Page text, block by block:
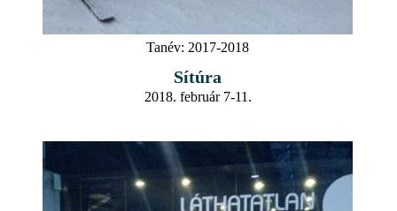
Tanév: 2017-2018
Sítúra
2018. február 7-11.